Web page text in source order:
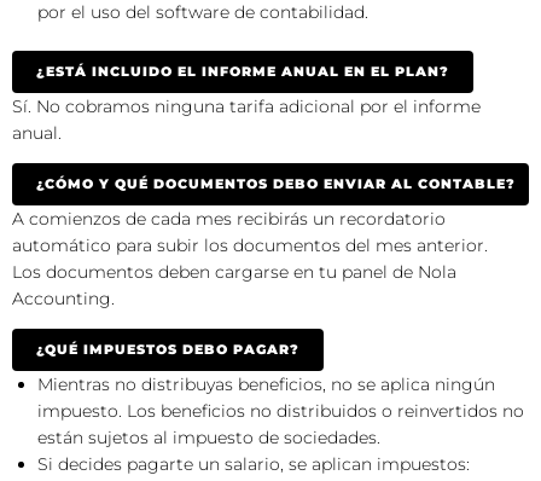
por el uso del software de contabilidad.
¿ESTÁ INCLUIDO EL INFORME ANUAL EN EL PLAN?
Sí. No cobramos ninguna tarifa adicional por el informe
anual.
¿CÓMO Y QUÉ DOCUMENTOS DEBO ENVIAR AL CONTABLE?
A comienzos de cada mes recibirás un recordatorio
automático para subir los documentos del mes anterior.
Los documentos deben cargarse en tu panel de Nola
Accounting.
¿QUÉ IMPUESTOS DEBO PAGAR?
Mientras no distribuyas beneficios, no se aplica ningún
impuesto. Los beneficios no distribuidos o reinvertidos no
están sujetos al impuesto de sociedades.
Si decides pagarte un salario, se aplican impuestos: